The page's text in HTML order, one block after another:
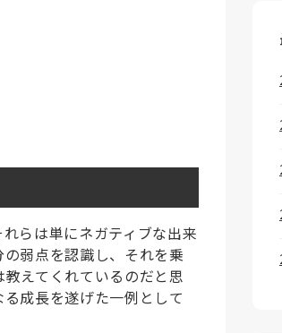
らは単にネガティブな出来
弱点を認識し、それを乗
えてくれているのだと思
成長を遂げた一例として